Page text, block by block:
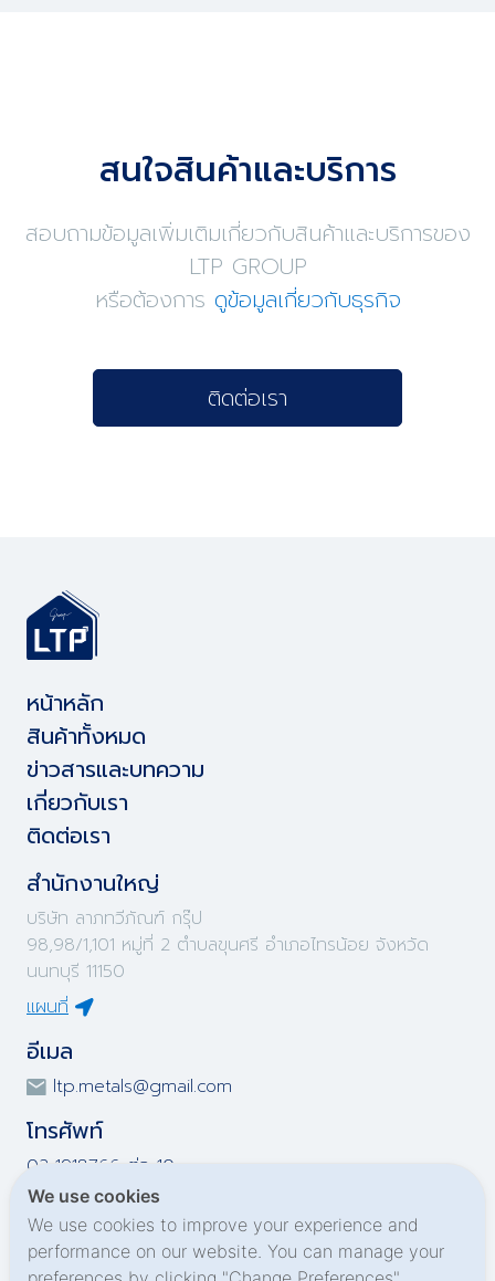
สนใจสินค้าและบริการ
สอบถามข้อมูลเพิ่มเติมเกี่ยวกับสินค้าและบริการของ
LTP GROUP
หรือต้องการ ดูข้อมูลเกี่ยวกับธุรกิจ
ติดต่อเรา
หน้าหลัก
สินค้าทั้งหมด
ข่าวสารและบทความ
เกี่ยวกับเรา
ติดต่อเรา
สำนักงานใหญ่
บริษัท ลาภทวีภัณฑ์ กรุ๊ป
98,98/1,101 หมู่ที่ 2 ตำบลขุนศรี อำเภอไทรน้อย จังหวัด
นนทบุรี 11150
แผนที่
อีเมล
ltp.metals@gmail.com
โทรศัพท์
02-1918766 ต่อ 10
02-1918767 ต่อ 10
02-1919695 ต่อ 10
02-1919696 ต่อ 10
We use cookies
We use cookies to improve your experience and
performance on our website. You can manage your